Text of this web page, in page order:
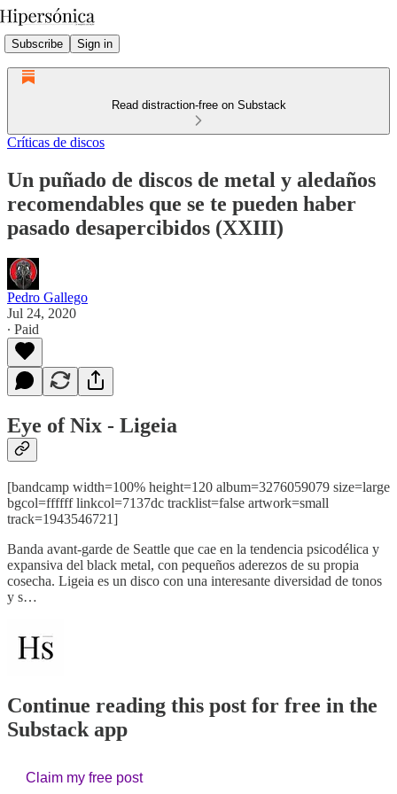
Subscribe Sign in
Read distraction-free on Substack
Críticas de discos
Un puñado de discos de metal y aledaños
recomendables que se te pueden haber
pasado desapercibidos (XXIII)
Pedro Gallego
Jul 24, 2020
∙ Paid
Eye of Nix - Ligeia
[bandcamp width=100% height=120 album=3276059079 size=large
bgcol=ffffff linkcol=7137dc tracklist=false artwork=small
track=1943546721]
Banda avant-garde de Seattle que cae en la tendencia psicodélica y
expansiva del black metal, con pequeños aderezos de su propia
cosecha. Ligeia es un disco con una interesante diversidad de tonos
y s…
Continue reading this post for free in the
Substack app
Claim my free post